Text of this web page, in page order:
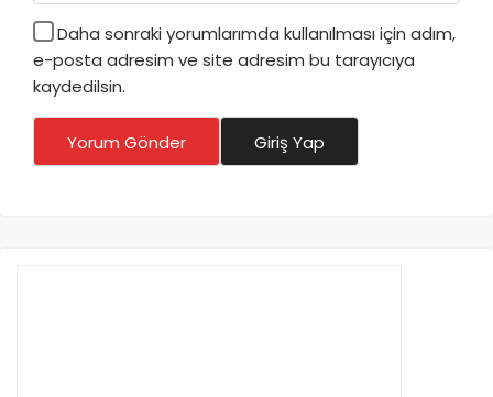
Daha sonraki yorumlarımda kullanılması için adım,
e-posta adresim ve site adresim bu tarayıcıya
kaydedilsin.
Yorum Gönder Giriş Yap